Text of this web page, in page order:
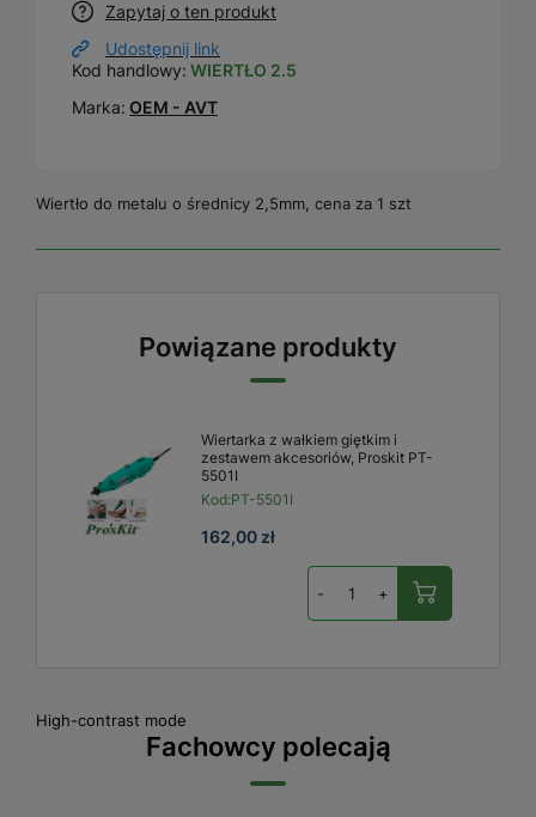
Zapytaj o ten produkt
Udostępnij link
Kod handlowy: WIERTŁO 2.5
Marka: OEM - AVT
Wiertło do metalu o średnicy 2,5mm, cena za 1 szt
Powiązane produkty
Wiertarka z wałkiem giętkim i
zestawem akcesoriów, Proskit PT-
5501I
Kod:PT-5501I
162,00 zł
- +
High-contrast mode
Fachowcy polecają